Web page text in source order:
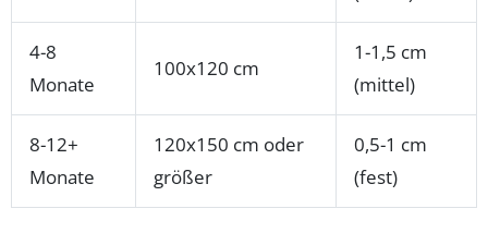
4-8
Monate
100x120 cm
1-1,5 cm
(mittel)
8-12+
Monate
120x150 cm oder
größer
0,5-1 cm
(fest)